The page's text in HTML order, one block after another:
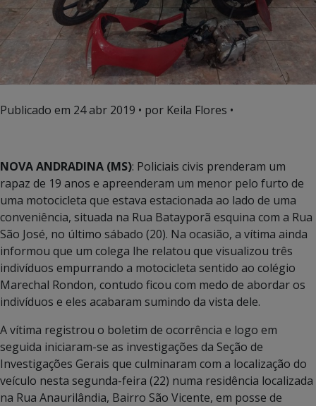
Publicado em 24 abr 2019 • por Keila Flores •
NOVA ANDRADINA (MS): Policiais civis prenderam um
rapaz de 19 anos e apreenderam um menor pelo furto de
uma motocicleta que estava estacionada ao lado de uma
conveniência, situada na Rua Batayporã esquina com a Rua
São José, no último sábado (20). Na ocasião, a vítima ainda
informou que um colega lhe relatou que visualizou três
indivíduos empurrando a motocicleta sentido ao colégio
Marechal Rondon, contudo ficou com medo de abordar os
indivíduos e eles acabaram sumindo da vista dele.
A vítima registrou o boletim de ocorrência e logo em
seguida iniciaram-se as investigações da Seção de
Investigações Gerais que culminaram com a localização do
veículo nesta segunda-feira (22) numa residência localizada
na Rua Anaurilândia, Bairro São Vicente, em posse de